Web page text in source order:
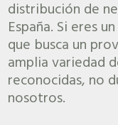
distribución de
España. Si eres
que busca un
amplia variedad
reconocidas, no
nosotros.